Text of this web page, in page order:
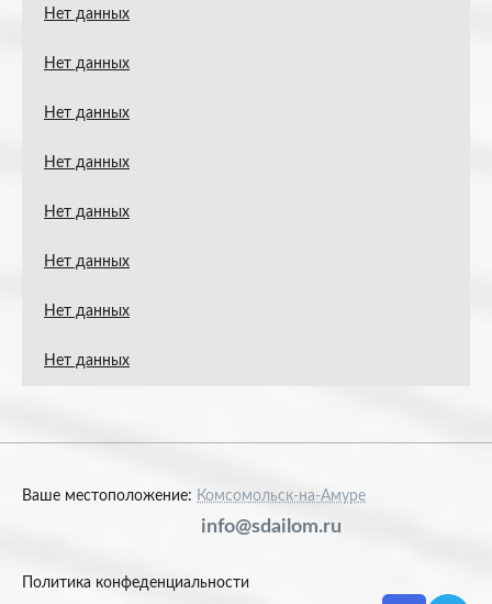
Нет данных
Нет данных
Нет данных
Нет данных
Нет данных
Нет данных
Нет данных
Нет данных
Ваше местоположение: Комсомольск-на-Амуре
info@sdailom.ru
Политика конфеденциальности